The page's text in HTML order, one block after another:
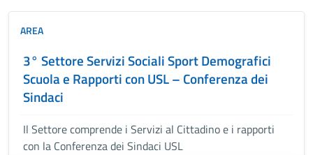
AREA
3° Settore Servizi Sociali Sport Demografici
Scuola e Rapporti con USL – Conferenza dei
Sindaci
Il Settore comprende i Servizi al Cittadino e i rapporti
con la Conferenza dei Sindaci USL